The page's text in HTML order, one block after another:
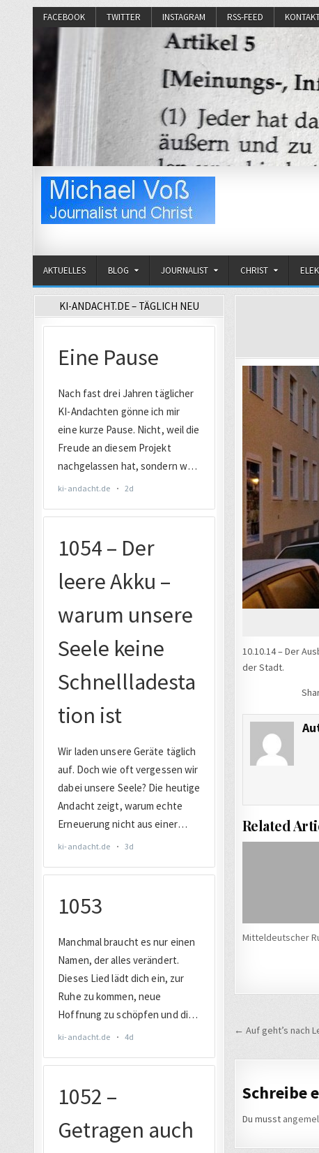
FACEBOOK TWITTER INSTAGRAM RSS-FEED
AKTUELLES BLOG JOURNALIST CHRIST
10.10.14 – Der
der Stadt.
Related
Mitteldeutscher
← Auf geht’s nach
Schreibe
Du musst
KI-ANDACHT.DE – TÄGLICH NEU